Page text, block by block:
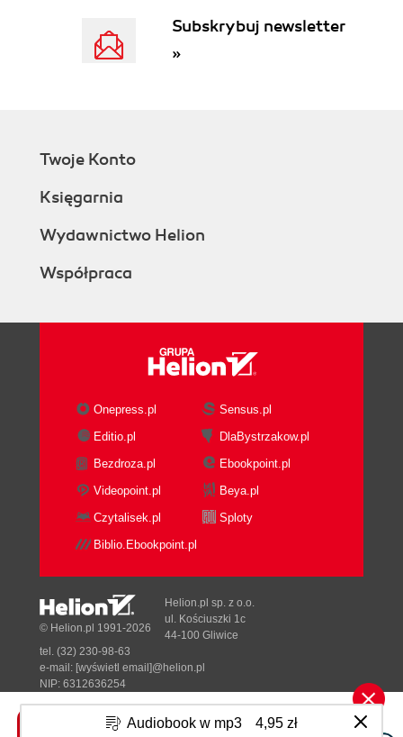
Audiobook w mp3 4,95 zł
Subskrybuj newsletter
»
Twoje Konto
Księgarnia
Wydawnictwo Helion
Współpraca
Onepress.pl
Sensus.pl
Editio.pl
DlaBystrzakow.pl
Bezdroza.pl
Ebookpoint.pl
Videopoint.pl
Beya.pl
Czytalisek.pl
Sploty
Biblio.Ebookpoint.pl
Designed with ♥ byTonik.pl
© Helion.pl 1991-2026
Helion.pl sp. z o.o.
ul. Kościuszki 1c
44-100 Gliwice
tel. (32) 230-98-63
e-mail: [wyświetl email]@helion.pl
NIP: 6312636254